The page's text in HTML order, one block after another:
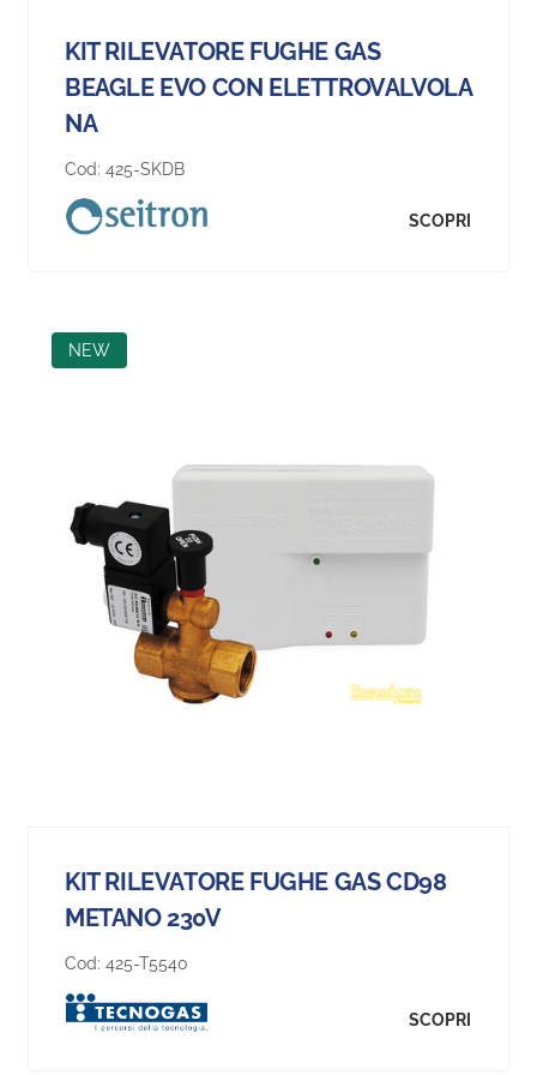
KIT RILEVATORE FUGHE GAS
BEAGLE EVO CON ELETTROVALVOLA
NA
Cod: 425-SKDB
SCOPRI
NEW
KIT RILEVATORE FUGHE GAS CD98
METANO 230V
Cod: 425-T5540
SCOPRI